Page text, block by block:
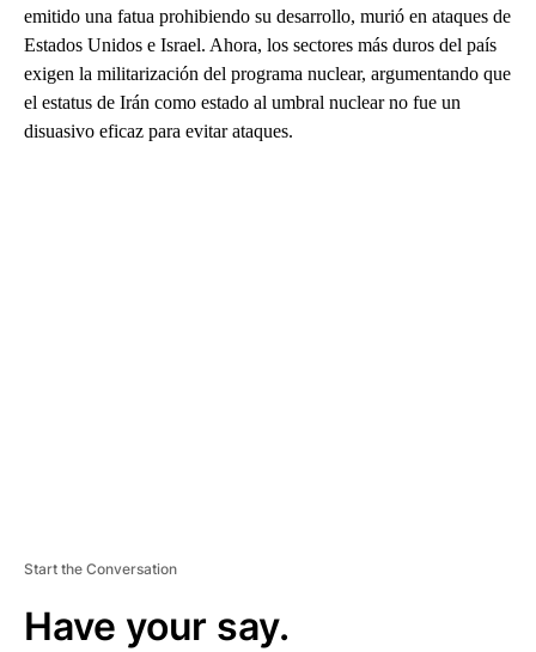
emitido una fatua prohibiendo su desarrollo, murió en ataques de
Estados Unidos e Israel. Ahora, los sectores más duros del país
exigen la militarización del programa nuclear, argumentando que
el estatus de Irán como estado al umbral nuclear no fue un
disuasivo eficaz para evitar ataques.
Start the Conversation
Have your say.